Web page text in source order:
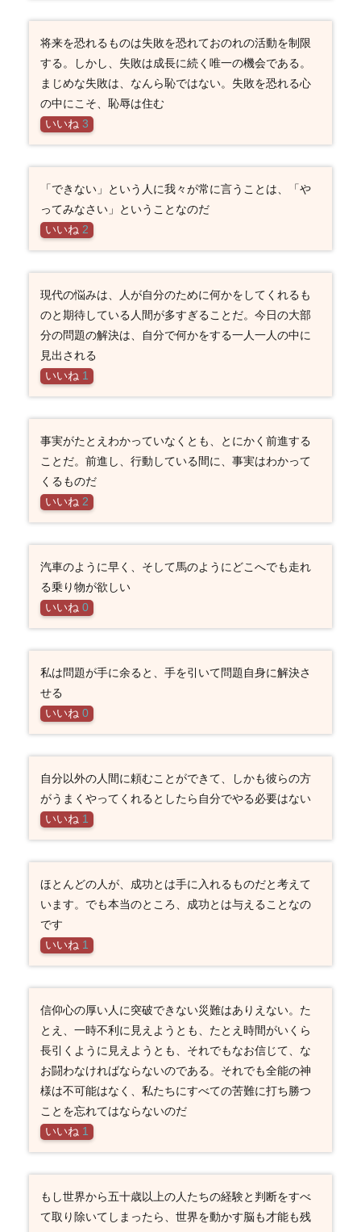
将来を恐れるものは失敗を恐れておのれの活動を制限
する。しかし、失敗は成長に続く唯一の機会である。
まじめな失敗は、なんら恥ではない。失敗を恐れる心
の中にこそ、恥辱は住む
いいね 3
「できない」という人に我々が常に言うことは、「や
ってみなさい」ということなのだ
いいね 2
現代の悩みは、人が自分のために何かをしてくれるも
のと期待している人間が多すぎることだ。今日の大部
分の問題の解決は、自分で何かをする一人一人の中に
見出される
いいね 1
事実がたとえわかっていなくとも、とにかく前進する
ことだ。前進し、行動している間に、事実はわかって
くるものだ
いいね 2
汽車のように早く、そして馬のようにどこへでも走れ
る乗り物が欲しい
いいね 0
私は問題が手に余ると、手を引いて問題自身に解決さ
せる
いいね 0
自分以外の人間に頼むことができて、しかも彼らの方
がうまくやってくれるとしたら自分でやる必要はない
いいね 1
ほとんどの人が、成功とは手に入れるものだと考えて
います。でも本当のところ、成功とは与えることなの
です
いいね 1
信仰心の厚い人に突破できない災難はありえない。た
とえ、一時不利に見えようとも、たとえ時間がいくら
長引くように見えようとも、それでもなお信じて、な
お闘わなければならないのである。それでも全能の神
様は不可能はなく、私たちにすべての苦難に打ち勝つ
ことを忘れてはならないのだ
いいね 1
もし世界から五十歳以上の人たちの経験と判断をすべ
て取り除いてしまったら、世界を動かす脳も才能も残